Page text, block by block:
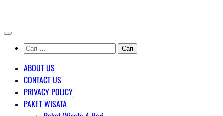
content
Cari
untuk:
ABOUT US
CONTACT US
PRIVACY POLICY
PAKET WISATA